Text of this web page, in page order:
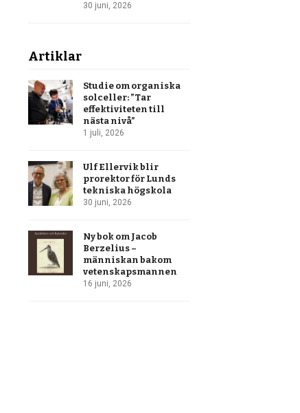
30 juni, 2026
Artiklar
Studie om organiska
solceller: ”Tar
effektiviteten till
nästa nivå”
1 juli, 2026
Ulf Ellervik blir
prorektor för Lunds
tekniska högskola
30 juni, 2026
Ny bok om Jacob
Berzelius –
människan bakom
vetenskapsmannen
16 juni, 2026